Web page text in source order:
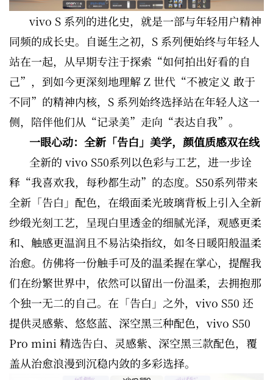
vivo S 系列的进化史，就是一部与年轻用户精神
同频的成长史。自诞生之初，S 系列便始终与年轻人
站在一起，从早期专注于探索“如何拍出好看的自
己”，到如今更深刻地理解 Z 世代“不被定义 敢于
不同”的精神内核，S 系列始终选择站在年轻人这一
侧，陪伴他们从“记录美”走向“表达自我”。
一眼心动：全新「告白」美学，颜值质感双在线
全新的 vivo S50系列以色彩与工艺，进一步诠
释“我喜欢我，每秒都生动”的态度。S50系列带来
全新「告白」配色，在缎面柔光玻璃背板上引入全新
纱缎光刻工艺，呈现白里透金的细腻光泽，观感更柔
和、触感更温润且不易沾染指纹，如冬日暖阳般温柔
治愈。仿佛将一份触手可及的温柔握在掌心，提醒我
们在纷繁世界中，依然可以留出一份温柔，去拥抱那
个独一无二的自己。在「告白」之外，vivo S50 还
提供灵感紫、悠悠蓝、深空黑三种配色，vivo S50
Pro mini 精选告白、灵感紫、深空黑三款配色，覆
盖从治愈浪漫到沉稳内敛的多彩选择。